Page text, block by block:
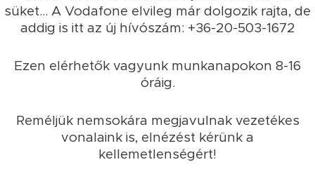
süket... A Vodafone elvileg már dolgozik rajta, de
addig is itt az új hívószám: +36-20-503-1672
Ezen elérhetők vagyunk munkanapokon 8-16
óráig.
Reméljük nemsokára megjavulnak vezetékes
vonalaink is, elnézést kérünk a
kellemetlenségért!